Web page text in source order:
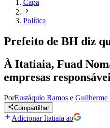
Capa
Política
Prefeito de BH diz
À Itatiaia, Fuad
empresas
PorEustáquio Ramos e Guilherme
Compartilhar
Adicionar Itatiaia ao